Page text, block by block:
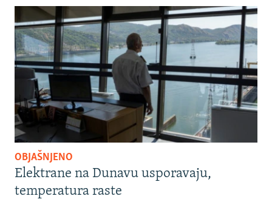
OBJAŠNJENO
Elektrane na Dunavu usporavaju,
temperatura raste